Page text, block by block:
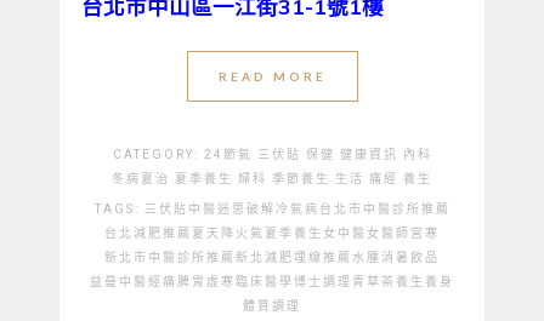
台北市中山區一江街31-1號1樓
READ MORE
CATEGORY: 24節氣 三伏貼 保健 健康資訊
內科
冬病夏治
夏季養生 婦科 季節養生 生活 痛經 養生
TAGS: 三伏貼 中醫迷思破解 冷氣病 台北市中醫診所推薦
台北減肥推薦 夏天降火氣 夏季養生 女中醫 女醫師 宮寒
新北市中醫診所推薦 新北減肥埋線推薦 水腫 消暑飲品
益曼中醫 經痛 脾胃虛寒 臨床醫學博士調理 青草茶 養生 養身
體質調理